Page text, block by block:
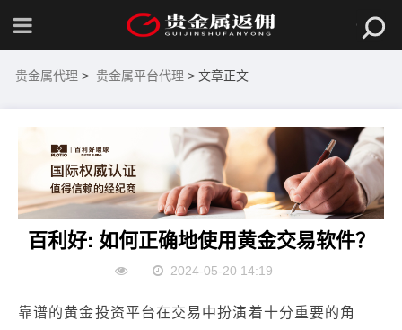
贵金属代理 > 贵金属平台代理 > 文章正文
百利好: 如何正确地使用黄金交易软件？
2024-05-20 14:19
靠谱的黄金投资平台在交易中扮演着十分重要的角